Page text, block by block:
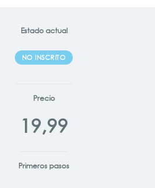
Estado actual
NO INSCRITO
Precio
19,99
Primeros pasos